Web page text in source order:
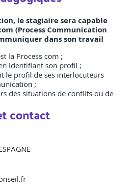
le stagiaire sera capable
(Process Communication
dans son travail
la Process com ;
identifiant son profil ;
le profil de ses interlocuteurs
;
des situations de conflits ou de
contact